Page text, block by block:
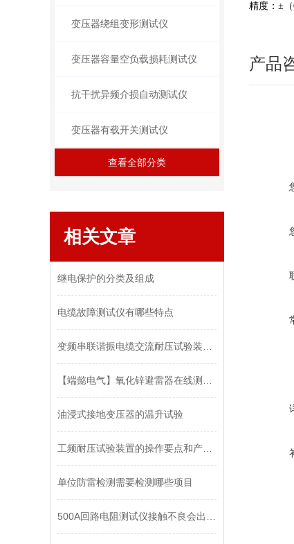
变压器绕组变形测试仪
变压器容量空负载损耗测试仪
抗干扰异频介损自动测试仪
变压器有载开关测试仪
查看全部分类
相关文章
继电保护的分类及组成
电缆故障测试仪有哪些特点
油浸式接地变压器的温升试验
单位防雷检测需要检测哪些项目
精度：±（
产品